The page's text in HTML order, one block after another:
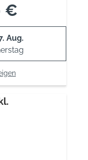
€
Aug.